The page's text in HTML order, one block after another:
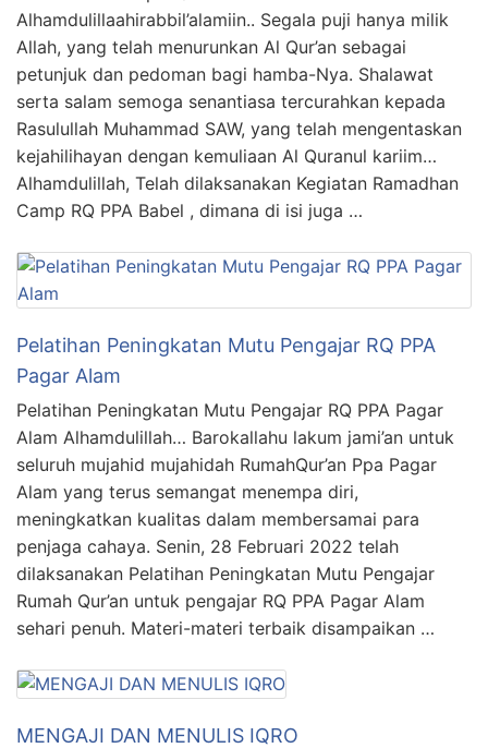
Alhamdulillaahirabbil’alamiin.. Segala puji hanya milik
Allah, yang telah menurunkan Al Qur’an sebagai
petunjuk dan pedoman bagi hamba-Nya. Shalawat
serta salam semoga senantiasa tercurahkan kepada
Rasulullah Muhammad SAW, yang telah mengentaskan
kejahilihayan dengan kemuliaan Al Quranul kariim…
Alhamdulillah, Telah dilaksanakan Kegiatan Ramadhan
Camp RQ PPA Babel , dimana di isi juga …
Pelatihan Peningkatan Mutu Pengajar RQ PPA
Pagar Alam
Pelatihan Peningkatan Mutu Pengajar RQ PPA Pagar
Alam Alhamdulillah… Barokallahu lakum jami’an untuk
seluruh mujahid mujahidah RumahQur’an Ppa Pagar
Alam yang terus semangat menempa diri,
meningkatkan kualitas dalam membersamai para
penjaga cahaya. Senin, 28 Februari 2022 telah
dilaksanakan Pelatihan Peningkatan Mutu Pengajar
Rumah Qur’an untuk pengajar RQ PPA Pagar Alam
sehari penuh. Materi-materi terbaik disampaikan …
MENGAJI DAN MENULIS IQRO